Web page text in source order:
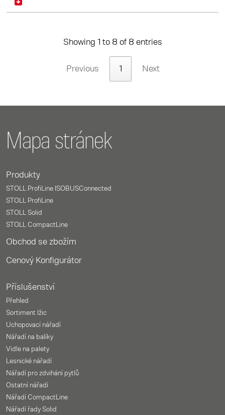
Showing 1 to 8 of 8 entries
Previous 1 Next
Mapa stránek
Produkty
STOLL ProfiLine ISOBUSConnected
STOLL ProfiLine
STOLL Solid
STOLL CompactLine
Obchod se zbožím
Cenový Konfigurátor
Příslušenství
Přehled
Sortiment lžic
Uchopovací nářadí
Nářadí na balíky
Vidle na palety
Lesnické nářadí
Nářadí pro zdvihání pytlů
Ostatní nářadí
Nářadí CompactLine
Nářadí řady Solid